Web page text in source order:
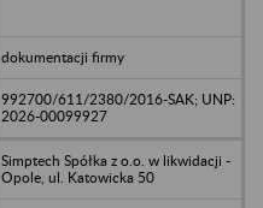
dokumentacji firmy
992700/611/2380/2016-SAK; UNP:
2026-00099927
Simptech Spółka z o.o. w likwidacji -
Opole, ul. Katowicka 50